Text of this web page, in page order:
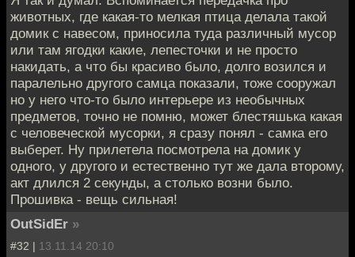
животных, где какая-то мелкая птица делала такой
домик с навесом, приносила туда различный мусор
или там ягодки какие, лепесточки и не просто
накидать, а что бы красиво было, долго возился и
паралельно другого самца показали, тоже сооружал
но у него что-то было интерьере из необычных
предметов, точно не помню, может блестяшька какая
с человеческой мусорки, я сразу понял - самка его
выберет. Ну прилетела посмотрела на домик у
одного, у другого и естественно тут же дала второму,
акт длился 2 секунды, а столько возни было.
Прошивка - вещь сильная!
OutSidEr »
#32 | 13.11.14 20:10